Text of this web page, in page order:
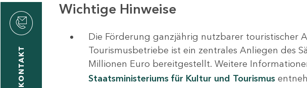
KONTAKT
Wichtige Hinweise
Die Förderung ganzjährig nutzbarer touristischer
Tourismusbetriebe ist ein zentrales Anliegen des
Millionen Euro bereitgestellt. Weitere
Staatsministeriums für Kultur und Tourismus